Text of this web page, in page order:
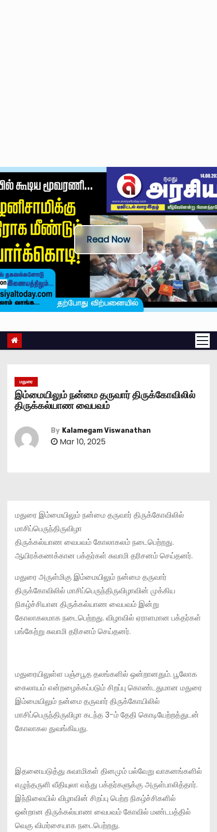
Read Now
மதுரை
இம்மையிலும் நன்மை தருவார் திருக்கோவிலில்
திருக்கல்யாண வைபவம்
By Kalamegam Viswanathan
Mar 10, 2025
மதுரை இம்மையிலும் நன்மை தருவார் திருக்கோவிலில்
மாசிப்பெருந்திருவிழா
திருக்கல்யாண வைபவம் கோலாகலம் நடைபெற்றது.
ஆயிரக்கணக்கான பக்தர்கள் சுவாமி தரிசனம் செய்தனர்.
மதுரை அருள்மிகு இம்மையிலும் நன்மை தருவார்
திருக்கோவிலில் மாசிப்பெருந்திருவிழாவின் முக்கிய
நிகழ்ச்சியான திருக்கல்யாண வைபவம் இன்று
கோலாகலமாக நடைபெற்றது. விழாவில் ஏராளமான பக்தர்கள்
பங்கேற்று சுவாமி தரிசனம் செய்தனர்.
மதுரையிலுள்ள பஞ்சபூத தலங்களில் ஒன்றானதும். பூலோக
கைலாயம் என்றழைக்கப்படும் சிறப்பு கொண்டதுமான மதுரை
இம்மையிலும் நன்மை தருவார் திருக்கோயிலில்
மாசிப்பெருந்திருவிழா கடந்த 3-ம் தேதி கொடியேற்றத்துடன்
கோலாகல துவங்கியது.
இதனையடுத்து சுவாமிகள் தினமும் பல்வேறு வாகனங்களில்
எழுந்தருளி வீதியுலா வந்து பக்தர்களுக்கு அருள்பாலித்தார்.
இந்நிலையில் விழாவின் சிறப்பு பெற்ற நிகழ்ச்சிகளில்
ஒன்றான திருக்கல்யாண வைபவம் கோவில் மண்டபத்தில்
வெகு விமர்சையாக நடைபெற்றது.